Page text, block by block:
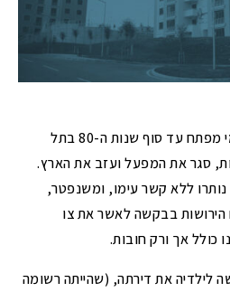
אדם החזיק מפעל קטן בדמי מפתח עד סוף שנות ה-80 בתל
סגר את המפעל ועזב את הארץ.
נותרו ללא קשר עימו, ומשנפטר,
הירושות בבקשה לאשר את צו
כולל אך ורק חובות.
לילדיה את דירתה, (שהייתה רשומה